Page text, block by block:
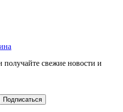
свежие новости и